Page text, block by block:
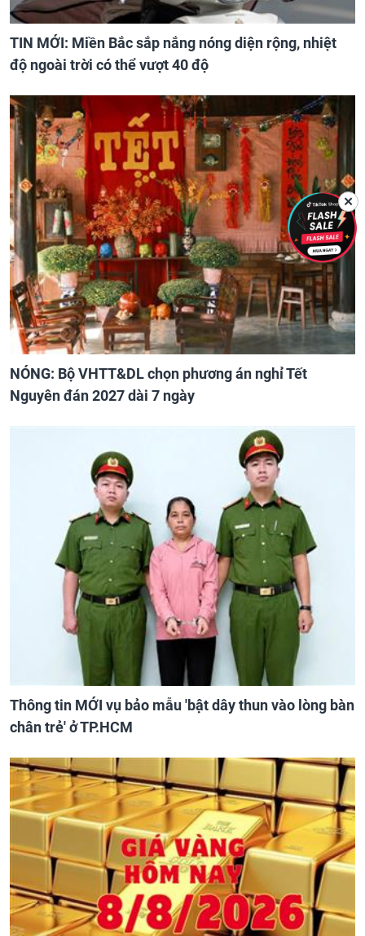
TIN MỚI: Miền Bắc sắp nắng nóng diện rộng, nhiệt
độ ngoài trời có thể vượt 40 độ
NÓNG: Bộ VHTT&DL chọn phương án nghỉ Tết
Nguyên đán 2027 dài 7 ngày
Thông tin MỚI vụ bảo mẫu 'bật dây thun vào lòng bàn
chân trẻ' ở TP.HCM
✕